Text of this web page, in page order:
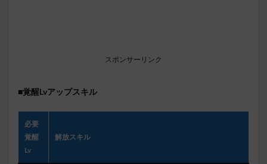
スポンサーリンク
■覚醒Lvアップスキル
必要
覚醒
Lv
解放スキル